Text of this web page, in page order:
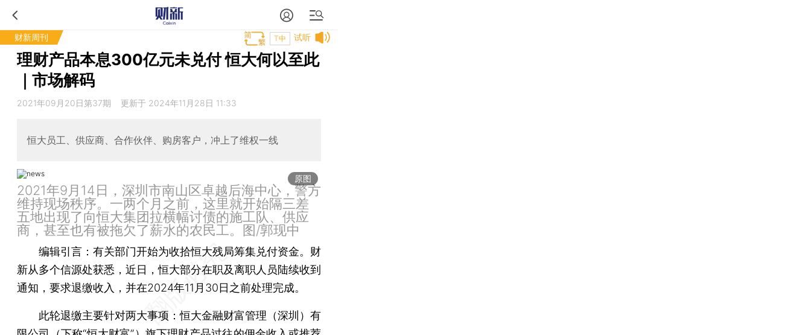
财新周刊 试听
T中
理财产品本息300亿元未兑付 恒大何以至此
｜市场解码
2021年09月20日第37期 更新于 2024年11月28日 11:33
恒大员工、供应商、合作伙伴、购房客户，冲上了维权一线
原图
2021年9月14日，深圳市南山区卓越后海中心，警方
维持现场秩序。一两个月之前，这里就开始隔三差
五地出现了向恒大集团拉横幅讨债的施工队、供应
商，甚至也有被拖欠了薪水的农民工。图/郭现中
编辑引言： 有关部门开始为收拾恒大残局筹集兑付资金。财
新从多个信源处获悉，近日，恒大部分在职及离职人员陆续收到
通知，要求退缴收入，并在2024年11月30日之前处理完成。
此轮退缴主要针对两大事项：恒大金融财富管理（深圳）有